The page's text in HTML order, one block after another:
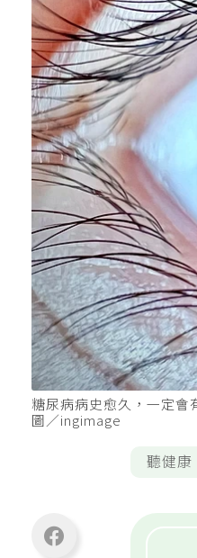
糖尿病病史愈久，一定會
圖／ingimage
聽健康